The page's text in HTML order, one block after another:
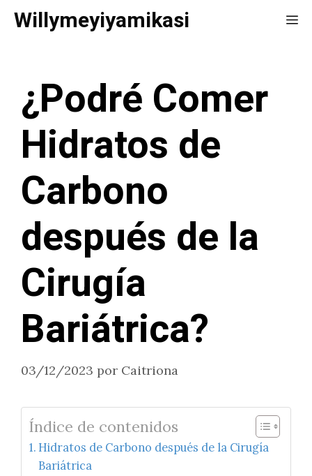
Saltar
Willymeyiyamikasi
¿Podré Comer
Hidratos de
Carbono
después de la
Cirugía
Bariátrica?
03/12/2023 por Caitriona
Índice de contenidos
Hidratos de Carbono después de la Cirugía
Bariátrica